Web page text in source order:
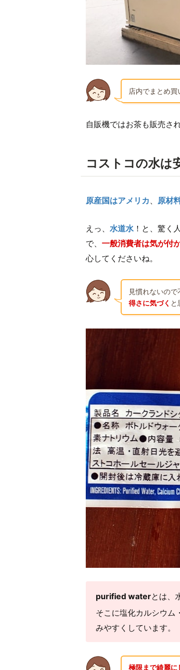
店内でまとめ買
自販機ではお茶も販売さ
コストコの水は
原産国はアメリカ 、 原材
えっ、 水道水 ！と、驚く
で、 一般消費者は気が付
心してくださいね。
見慣れないの
得さに気づく と
purified waterとは、
そこに塩化カルシウム
みやすくしています。
極限まで綺麗に